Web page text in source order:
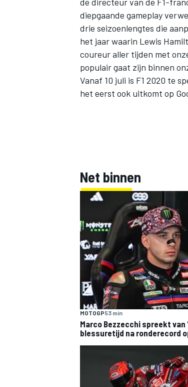
diepgaande gameplay
drie seizoenlengtes die
het jaar waarin Lewis
coureur aller tijden met
populair gaat zijn binnen
Vanaf 10 juli is F1 2020 te
het eerst ook uitkomt op
Net binnen
MOTOGP53 min
Marco Bezzecchi spreekt
blessuretijd na ronderecord